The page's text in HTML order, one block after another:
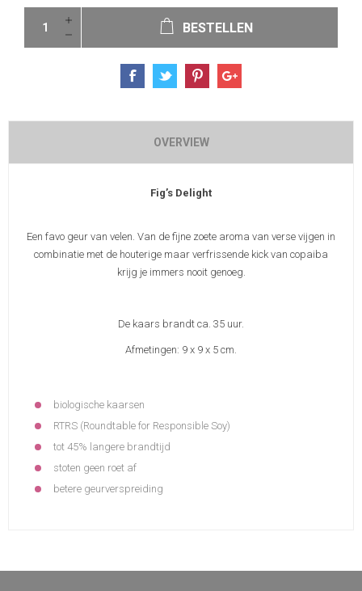
BESTELLEN
OVERVIEW
Fig’s Delight
Een favo geur van velen. Van de fijne zoete aroma van verse vijgen in
combinatie met de houterige maar verfrissende kick van copaiba
krijg je immers nooit genoeg.
De kaars brandt ca. 35 uur.
Afmetingen: 9 x 9 x 5 cm.
biologische kaarsen
RTRS (Roundtable for Responsible Soy)
tot 45% langere brandtijd
stoten geen roet af
betere geurverspreiding